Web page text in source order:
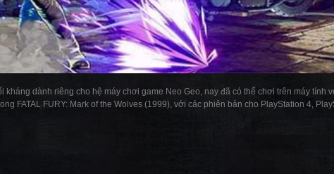
kháng dành riêng cho hệ máy chơi game Neo Geo, nay đã có thể chơi trên máy tính
FATAL FURY: Mark of the Wolves (1999), với các phiên bản cho PlayStation 4,